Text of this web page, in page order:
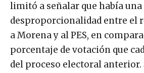
limitó a señalar que había una
desproporcionalidad entre el
a Morena y al PES, en
porcentaje de votación que
del proceso electoral anterior.